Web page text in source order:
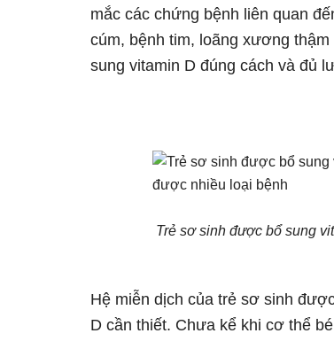
mắc các chứng bệnh liên quan
cúm, bệnh tim, loãng xương
sung vitamin D đúng cách và đủ
Trẻ sơ sinh được bổ sung
Hệ miễn dịch của trẻ sơ sinh
D cần thiết. Chưa kể khi cơ thể